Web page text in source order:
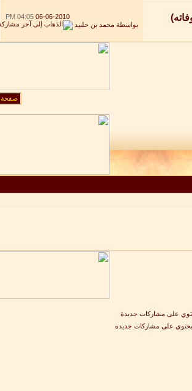
06-06-2010
04:05 PM
بواسطة محمد بن حلبيد
صفحة 1 من 3
على مشاركات جديدة
على مشاركات جديدة